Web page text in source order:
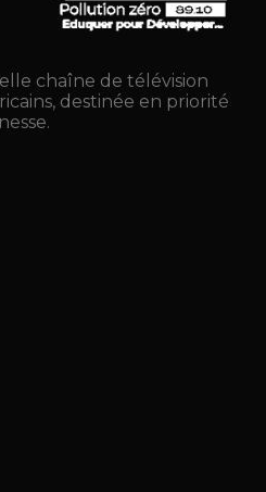
chaîne de télévision
destinée en priorité